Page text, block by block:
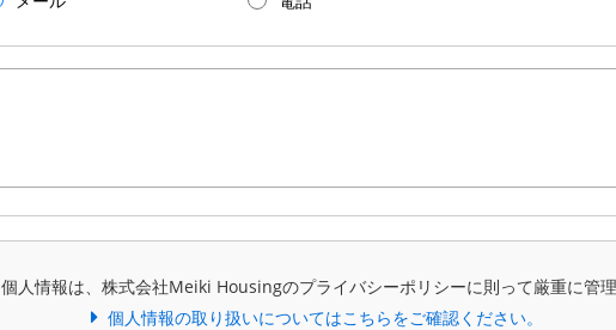
個人情報は、株式会社Meiki Housingのプライバシーポリシーに則って厳重に管理
個人情報の取り扱いについてはこちらをご確認ください。